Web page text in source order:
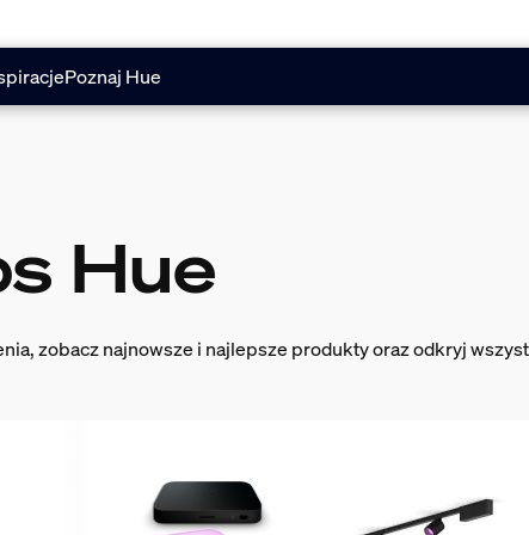
Poznaj Hue
Hue
zobacz najnowsze i najlepsze produkty oraz odkryj